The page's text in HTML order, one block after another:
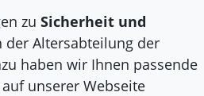
zuSicherheit und
der Altersabteilung der
haben wir Ihnen passende
unserer Webseite